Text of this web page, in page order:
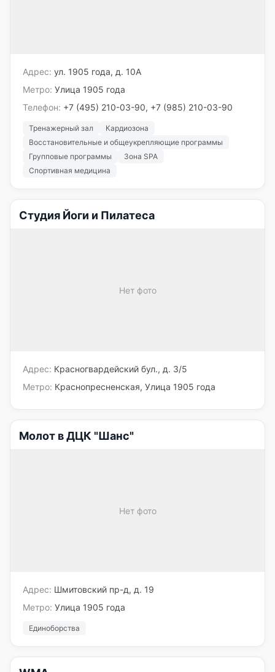
Адрес: ул. 1905 года, д. 10А
Метро: Улица 1905 года
Телефон: +7 (495) 210-03-90, +7 (985) 210-03-90
Тренажерный зал
Кардиозона
Восстановительные и общеукрепляющие программы
Групповые программы
Зона SPA
Спортивная медицина
Студия Йоги и Пилатеса
Нет фото
Адрес: Красногвардейский бул., д. 3/5
Метро: Краснопресненская, Улица 1905 года
Молот в ДЦК "Шанс"
Нет фото
Адрес: Шмитовский пр-д, д. 19
Метро: Улица 1905 года
Единоборства